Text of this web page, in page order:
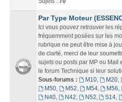
Par Type Moteur
Ici vous pouvez retrouver les
fréquemment posées sur les
rubrique ne peut être mise à
de clarté, merci de leur
sujets ou posts par MP ou Mail
le forum Technique si leur
Sous-forums :
M10, M20,
M50, M52, M54, M56,
N40, N42, N52, S14,